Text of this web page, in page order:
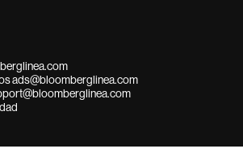
ads@bloomberglinea.com